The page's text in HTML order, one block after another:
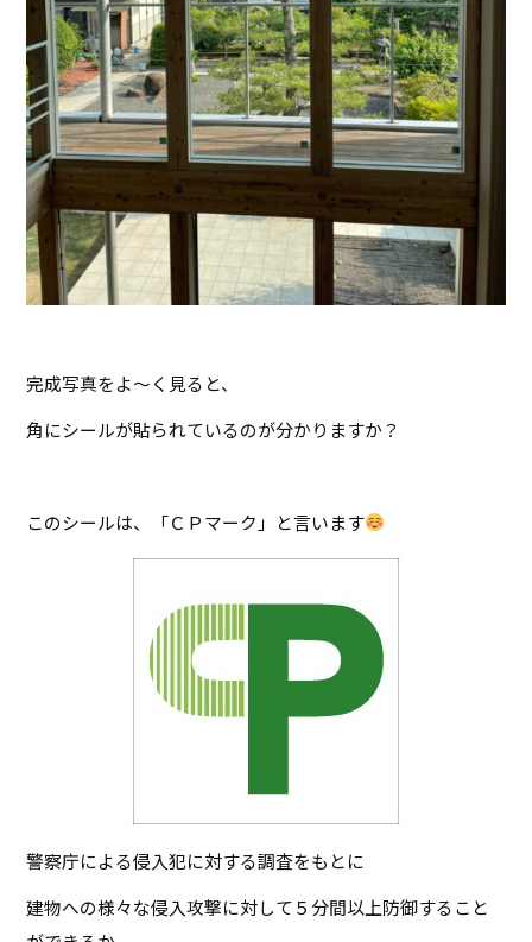
完成写真をよ～く見ると、
角にシールが貼られているのが分かりますか？
このシールは、「ＣＰマーク」と言います
警察庁による侵入犯に対する調査をもとに
建物への様々な侵入攻撃に対して５分間以上防御すること